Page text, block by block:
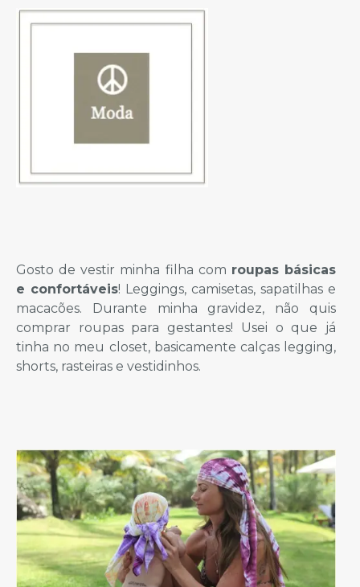
Gosto de vestir minha filha com roupas básicas
e confortáveis! Leggings, camisetas, sapatilhas e
macacões. Durante minha gravidez, não quis
comprar roupas para gestantes! Usei o que já
tinha no meu closet, basicamente calças legging,
shorts, rasteiras e vestidinhos.